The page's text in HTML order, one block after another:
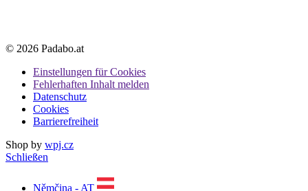
© 2026 Padabo.at
Einstellungen für Cookies
Fehlerhaften Inhalt melden
Datenschutz
Cookies
Barrierefreiheit
Shop by wpj.cz
Schließen
Němčina - AT